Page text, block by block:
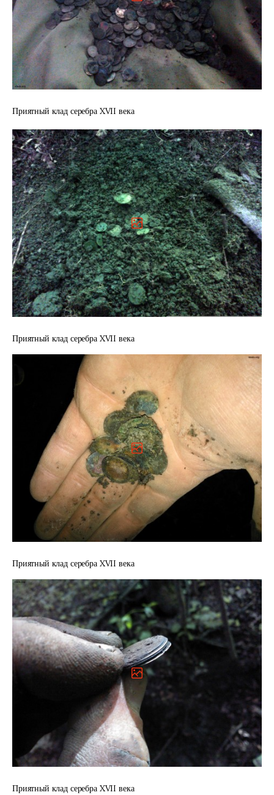
Приятный клад серебра XVII века
Приятный клад серебра XVII века
Приятный клад серебра XVII века
Приятный клад серебра XVII века